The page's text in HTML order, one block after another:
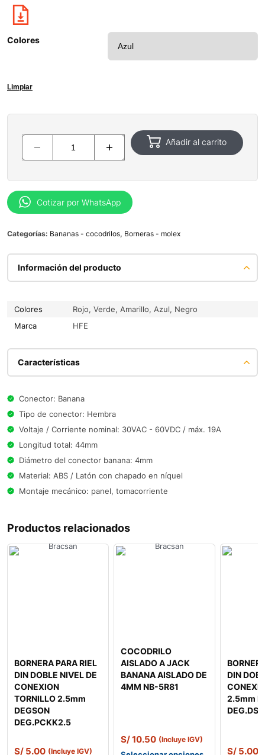
Colores
Limpiar
Añadir al carrito
Cotizar por WhatsApp
Categorías: Bananas - cocodrilos, Borneras - molex
Información del producto
Colores
Rojo, Verde, Amarillo, Azul, Negro
Marca
HFE
Características
Conector: Banana
Tipo de conector: Hembra
Voltaje / Corriente nominal: 30VAC - 60VDC / máx. 19A
Longitud total: 44mm
Diámetro del conector banana: 4mm
Material: ABS / Latón con chapado en níquel
Montaje mecánico: panel, tomacorriente
Productos relacionados
BORNERA PARA RIEL
DIN DOBLE NIVEL DE
CONEXION
TORNILLO 2.5mm
DEGSON
DEG.PCKK2.5
S/ 5.00 (Incluye IGV)
COCODRILO
AISLADO A JACK
BANANA AISLADO DE
4MM NB-5R81
S/10.50 (Incluye IGV)
DIN
2.5mm
S/ 5.00